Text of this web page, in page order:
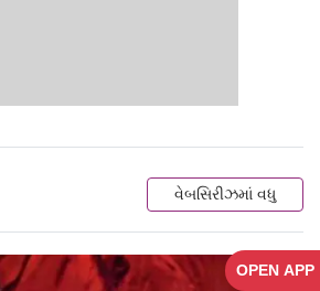
OPEN APP
વેબસિરીઝમાં વધુ